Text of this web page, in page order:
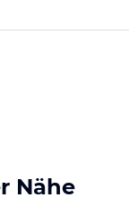
Nähe